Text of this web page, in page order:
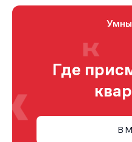
Где
В